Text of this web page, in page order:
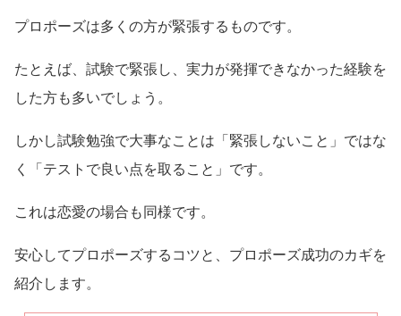
プロポーズは多くの方が緊張するものです。
たとえば、試験で緊張し、実力が発揮できなかった経験を
した方も多いでしょう。
しかし試験勉強で大事なことは「緊張しないこと」ではな
く「テストで良い点を取ること」です。
これは恋愛の場合も同様です。
安心してプロポーズするコツと、プロポーズ成功のカギを
紹介します。